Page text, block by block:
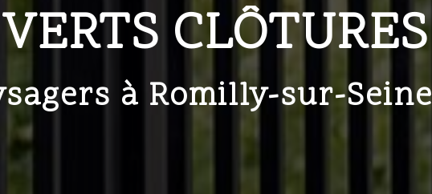
CLÔTURES
à Romilly-sur-Seine